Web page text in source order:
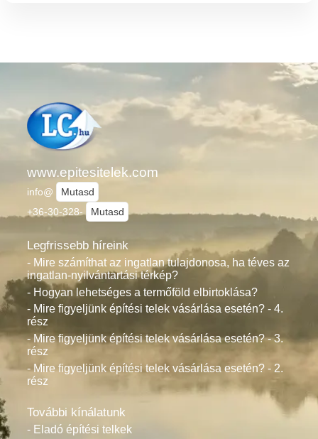
www.epitesitelek.com
info@
Mutasd
+36-30-328-
Mutasd
Legfrissebb híreink
- Mire számíthat az ingatlan tulajdonosa, ha téves az
ingatlan-nyilvántartási térkép?
- Hogyan lehetséges a termőföld elbirtoklása?
- Mire figyeljünk építési telek vásárlása esetén? - 4.
rész
- Mire figyeljünk építési telek vásárlása esetén? - 3.
rész
- Mire figyeljünk építési telek vásárlása esetén? - 2.
rész
További kínálatunk
- Eladó építési telkek